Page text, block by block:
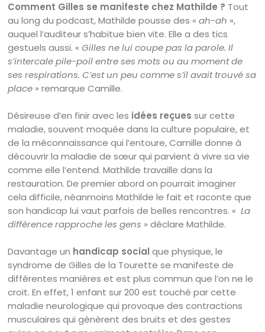
Comment Gilles se manifeste chez Mathilde ? Tout
au long du podcast, Mathilde pousse des «ah-ah »,
auquel l’auditeur s’habitue bien vite. Elle a des tics
gestuels aussi. «Gilles ne lui coupe pas la parole. Il
s’intercale pile-poil entre ses mots ou au moment de
ses respirations. C’est un peu comme s’il avait trouvé sa
place » remarque Camille.
Désireuse d’en finir avec les idées reçues sur cette
maladie, souvent moquée dans la culture populaire, et
de la méconnaissance qui l’entoure, Camille donne à
découvrir la maladie de sœur qui parvient à vivre sa vie
comme elle l’entend. Mathilde travaille dans la
restauration. De premier abord on pourrait imaginer
cela difficile, néanmoins Mathilde le fait et raconte que
son handicap lui vaut parfois de belles rencontres. «La
différence rapproche les gens » déclare Mathilde.
Davantage un handicap social que physique, le
syndrome de Gilles de la Tourette se manifeste de
différentes manières et est plus commun que l’on ne le
croit. En effet, 1 enfant sur 200 est touché par cette
maladie neurologique qui provoque des contractions
musculaires qui génèrent des bruits et des gestes